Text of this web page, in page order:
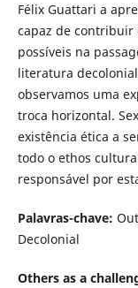
Félix Guattari a
capaz de contribuir
possíveis na
literatura
observamos uma
troca horizontal.
existência ética a
todo o ethos
responsável por
Palavras-chave:
Decolonial
Others as a